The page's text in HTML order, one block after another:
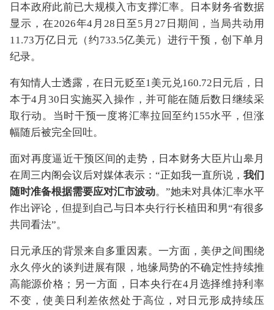
日本政府此前已大规模入市支撑汇率。日本财务省数据
显示，在2026年4月28日至5月27日期间，当局共动用
11.73万亿日元（约733.5亿美元）进行干预，创下单月
纪录。
有知情人士透露，在日元贬至1美元兑160.72日元后，日
本于4月30日实施买入操作，并可能在随后数日继续采
取行动。当时干预一度将汇率拉回至约155水平，但涨
幅随后被完全回吐。
面对再度逼近干预区间的走势，日本财务大臣片山皋月
在周三内阁会议后对媒体表示：“正如我一直所说， 我们
随时准备根据需要应对汇市波动。”她未对具体汇率水平
作出评论，但提到自己与日本央行行长植田和男“有很多
共同看法”。
日元承压的背景来自多重因素。一方面，美伊之间围绕
永久停火的谈判进展有限，地缘局势的不确定性持续推
高能源价格；另一方面，日本央行在4月选择维持利率
不变，使美日利差依然处于高位，对日元形成持续压